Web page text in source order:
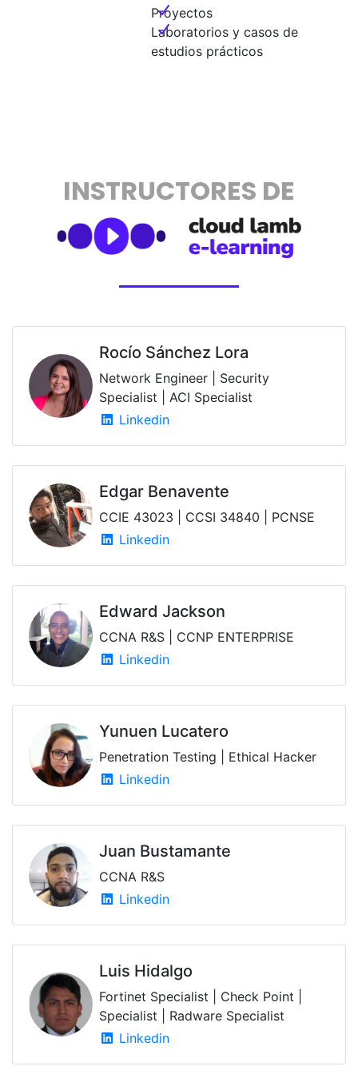
Proyectos
Laboratorios y casos de
estudios prácticos
INSTRUCTORES DE
Rocío Sánchez Lora
Network Engineer | Security
Specialist | ACI Specialist
Linkedin
Edgar Benavente
CCIE 43023 | CCSI 34840 | PCNSE
Linkedin
Edward Jackson
CCNA R&S | CCNP ENTERPRISE
Linkedin
Yunuen Lucatero
Penetration Testing | Ethical Hacker
Linkedin
Juan Bustamante
CCNA R&S
Linkedin
Luis Hidalgo
Fortinet Specialist | Check Point |
Specialist | Radware Specialist
Linkedin